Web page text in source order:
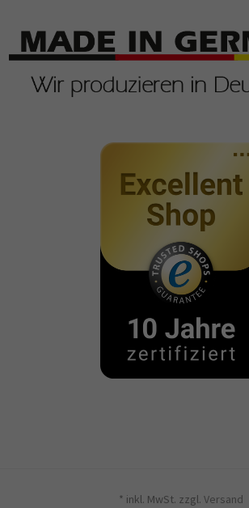
* inkl. MwSt. zzgl. Versand